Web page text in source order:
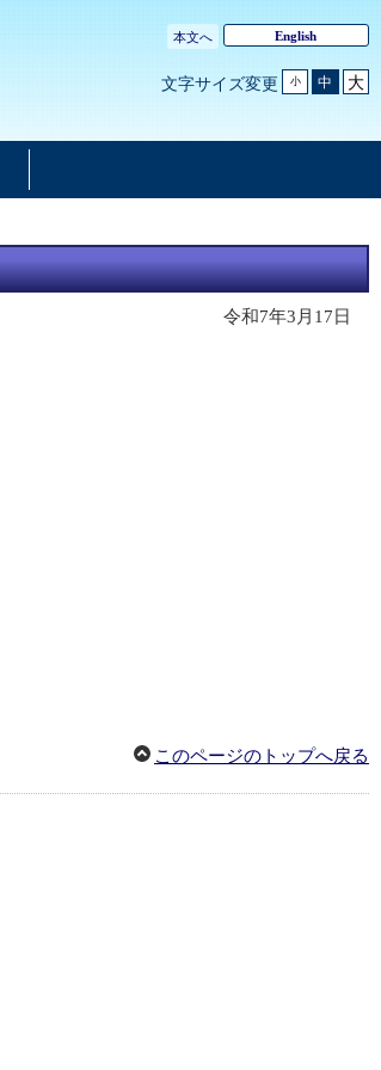
本文へ English
文字サイズ変更 小 中 大
令和7年3月17日
このページのトップへ戻る